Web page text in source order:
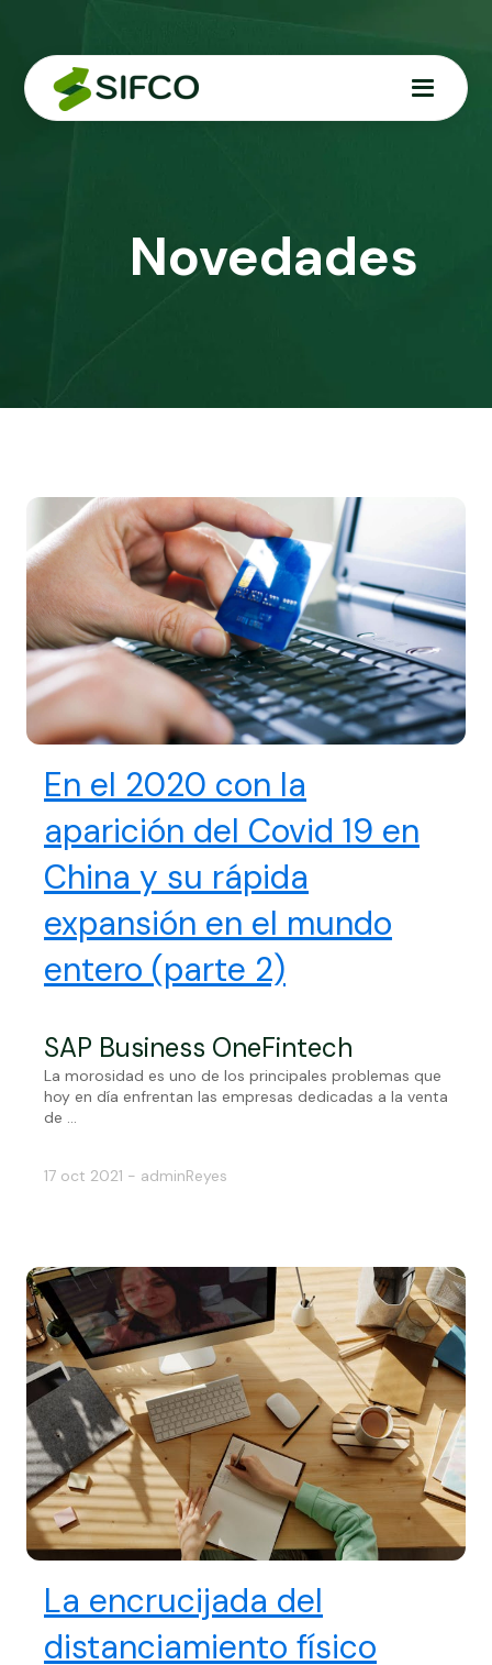
Novedades
En el 2020 con la
aparición del Covid 19 en
China y su rápida
expansión en el mundo
entero (parte 2)
SAP Business OneFintech
La morosidad es uno de los principales problemas que
hoy en día enfrentan las empresas dedicadas a la venta
de ...
17 oct 2021 - adminReyes
La encrucijada del
distanciamiento físico